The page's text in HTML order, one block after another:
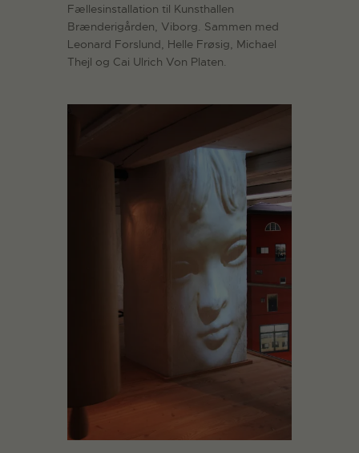
Fællesinstallation til Kunsthallen
Brænderigården, Viborg. Sammen med
Leonard Forslund, Helle Frøsig, Michael
Thejl og Cai Ulrich Von Platen.